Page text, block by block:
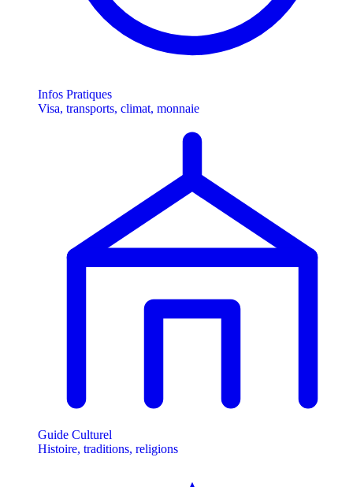
Infos Pratiques
Visa, transports, climat, monnaie
Guide Culturel
Histoire, traditions, religions